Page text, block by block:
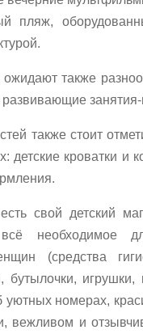
пляж,
также
также стоит
детские кроватки и
свой детский
необходимое
(средства
бутылочки,
номерах,
вежливом и